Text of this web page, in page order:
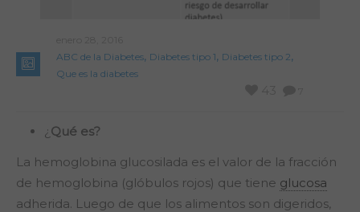
ABC de la Diabetes, Diabetes tipo 1, Diabetes tipo 2,
Que es la diabetes
¿ Qué es?
La hemoglobina glucosilada es el valor de la fracción
de hemoglobina (glóbulos rojos) que tiene glucosa
adherida. Luego de que los alimentos son digeridos,